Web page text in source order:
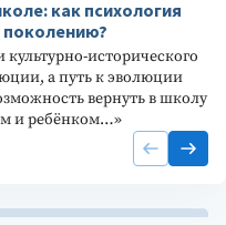
как психология
исторического
а путь к эволюции
вернуть в школу
и ребёнком…»